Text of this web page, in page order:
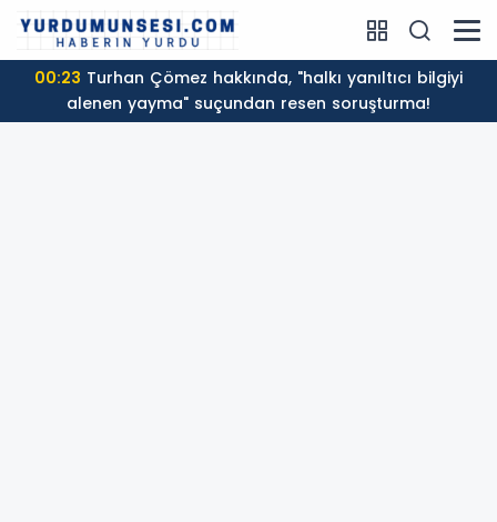
00:23
alenen yayma" suçundan resen soruşturma!